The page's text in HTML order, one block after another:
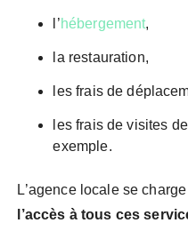
l’hébergement,
la restauration,
les frais de
les frais de visites
exemple.
L’agence locale se
l’accès à tous ces